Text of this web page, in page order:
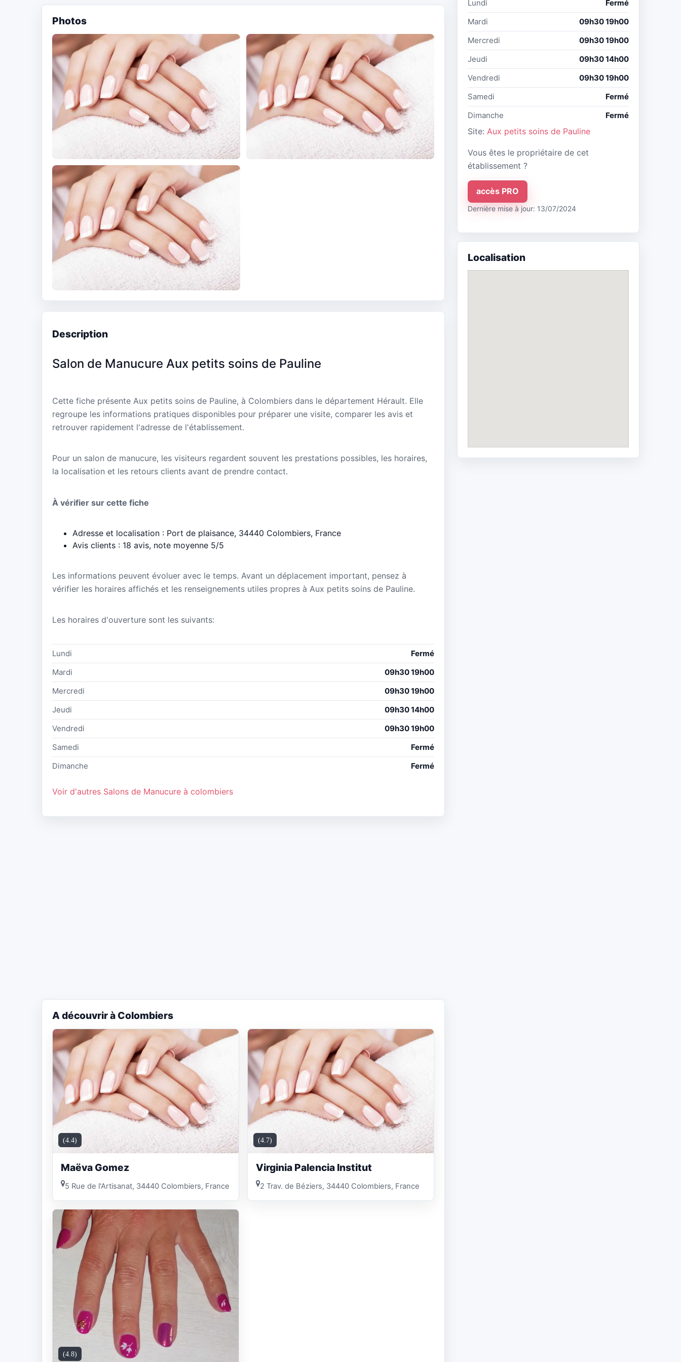
Photos
Description
Salon de Manucure Aux petits soins de Pauline
Cette fiche présente Aux petits soins de Pauline, à Colombiers dans le département Hérault. Elle
regroupe les informations pratiques disponibles pour préparer une visite, comparer les avis et
retrouver rapidement l'adresse de l'établissement.
Pour un salon de manucure, les visiteurs regardent souvent les prestations possibles, les horaires,
la localisation et les retours clients avant de prendre contact.
À vérifier sur cette fiche
Adresse et localisation : Port de plaisance, 34440 Colombiers, France
Avis clients : 18 avis, note moyenne 5/5
Les informations peuvent évoluer avec le temps. Avant un déplacement important, pensez à
vérifier les horaires affichés et les renseignements utiles propres à Aux petits soins de Pauline.
Les horaires d'ouverture sont les suivants:
Lundi
Fermé
Mardi
09h30 19h00
Mercredi
09h30 19h00
Jeudi
09h30 14h00
Vendredi
09h30 19h00
Samedi
Fermé
Dimanche
Fermé
Voir d'autres Salons de Manucure à colombiers
A découvrir à Colombiers
(4.4)
Maëva Gomez
5 Rue de l'Artisanat, 34440 Colombiers, France
(4.7)
Virginia Palencia Institut
2 Trav. de Béziers, 34440 Colombiers, France
(4.8)
Lundi
Fermé
Mardi
09h30 19h00
Mercredi
09h30 19h00
Jeudi
09h30 14h00
Vendredi
09h30 19h00
Samedi
Fermé
Dimanche
Fermé
Site: Aux petits soins de Pauline
Vous êtes le propriétaire de cet
établissement ?
accès PRO
Dernière mise à jour: 13/07/2024
Localisation